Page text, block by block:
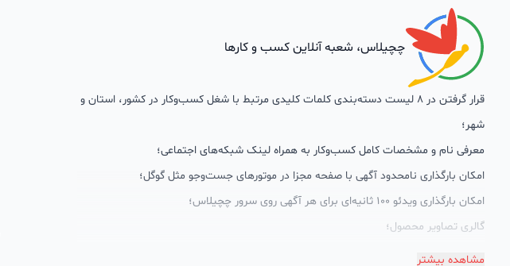
چچیلاس، شعبه آنلاین کسب و کارها
قرار گرفتن در 8 لیست دسته‌بندی کلمات کلیدی مرتبط با شغل کسب‌وکار در کشور، استان و
شهر؛
معرفی نام و مشخصات کامل کسب‌وکار به همراه لینک شبکه‌های اجتماعی؛
امکان بارگذاری نامحدود آگهی با صفحه مجزا در موتورهای جست‌وجو مثل گوگل؛
امکان بارگذاری ویدئو 100 ثانیه‌ای برای هر آگهی روی سرور چچیلاس؛
گالری تصاویر محصول؛
امکان دسته‌بندی آگهی‌ها
مشاهده بیشتر